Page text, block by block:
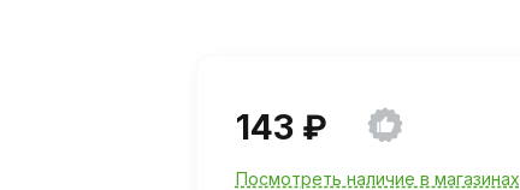
143 ₽
Посмотреть наличие в магазинах